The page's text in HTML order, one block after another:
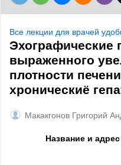
Все лекции для врачей
Эхографические
выраженного
плотности
хроническиё
Макакгонов Григорий
Название и